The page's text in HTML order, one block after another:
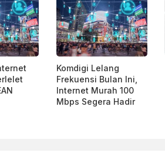
Komdigi Lelang
Frekuensi Bulan Ini,
Internet Murah 100
Mbps Segera Hadir